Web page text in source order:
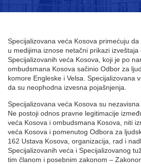
Specijalizovana veća Kosova primećuju
u medijima iznose netačni prikazi izveštaja
Specijalizovanih veća Kosova, koji je po
ombudsmana Kosova sačinio Odbor za
komore Engleske i Velsa. Specijalizovana
da su neophodna izvesna pojašnjenja.
Specijalizovana veća Kosova su
Ne postoji odnos pravne legitimacije
veća Kosova i ombudsmana Kosova, niti
veća Kosova i pomenutog Odbora za
162 Ustava Kosova, organizacija, rad i
Specijalizovanih veća i Specijalizovanog
tim članom i posebnim zakonom –